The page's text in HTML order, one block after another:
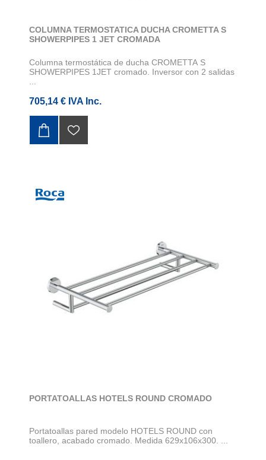
COLUMNA TERMOSTATICA DUCHA CROMETTA S
SHOWERPIPES 1 JET CROMADA
Columna termostática de ducha CROMETTA S
SHOWERPIPES 1JET cromado. Inversor con 2 salidas
705,14 € IVA Inc.
PORTATOALLAS HOTELS ROUND CROMADO
Portatoallas pared modelo HOTELS ROUND con
toallero, acabado cromado. Medida 629x106x300. ...